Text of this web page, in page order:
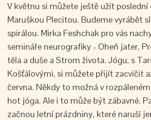
V květnu si můžete ještě užít poslední
Maruškou Plecitou. Budeme vyrábět
spirálou. Mirka Feshchak pro vás
semináře neurografiky - Oheň jater,
těla a duše a Strom života. Jógu, s
Košťálovými, si můžete přijít zacvičit
června. Někdy to možná v
hot jóga. Ale i to může být zábavné.
začnou letní prázdniny, které naruší